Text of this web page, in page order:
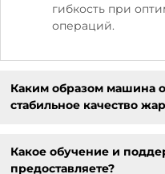
гибкость при
операций.
Каким образом машина
стабильное качество
Какое обучение и
предоставляете?